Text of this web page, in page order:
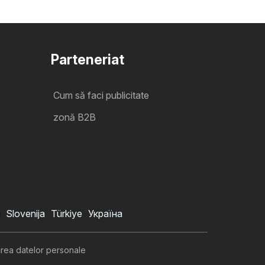
Parteneriat
Cum să faci publicitate
zonă B2B
Slovenija Türkiye Україна
datelor personale